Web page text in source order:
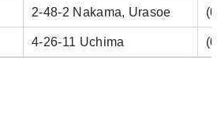
2-48-2 Nakama, Urasoe
4-26-11 Uchima